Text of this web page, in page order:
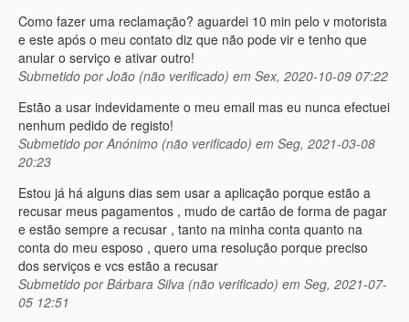
Como fazer uma reclamação? aguardei 10 min pelo v motorista
e este após o meu contato diz que não pode vir e tenho que
anular o serviço e ativar outro!
Submetido porJoão (não verificado) em Sex, 2020-10-09 07:22
Estão a usar indevidamente o meu email mas eu nunca efectuei
nenhum pedido de registo!
Submetido porAnónimo (não verificado) em Seg, 2021-03-08
20:23
Estou já há alguns dias sem usar a aplicação porque estão a
recusar meus pagamentos , mudo de cartão de forma de pagar
e estão sempre a recusar , tanto na minha conta quanto na
conta do meu esposo , quero uma resolução porque preciso
dos serviços e vcs estão a recusar
Submetido porBárbara Silva (não verificado) em Seg, 2021-07-
05 12:51